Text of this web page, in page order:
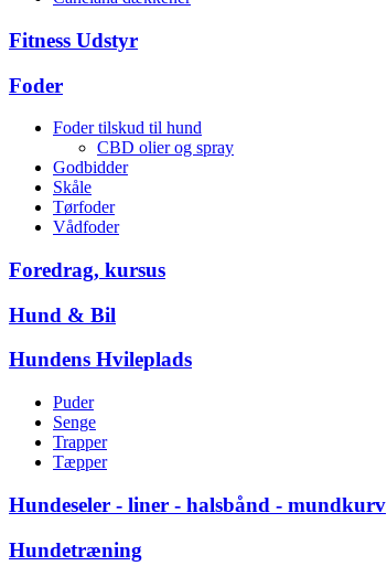
Fitness Udstyr
Foder
Foder tilskud til hund
CBD olier og spray
Godbidder
Skåle
Tørfoder
Vådfoder
Foredrag, kursus
Hund & Bil
Hundens Hvileplads
Puder
Senge
Trapper
Tæpper
Hundeseler - liner - halsbånd - mundkurv
Hundetræning